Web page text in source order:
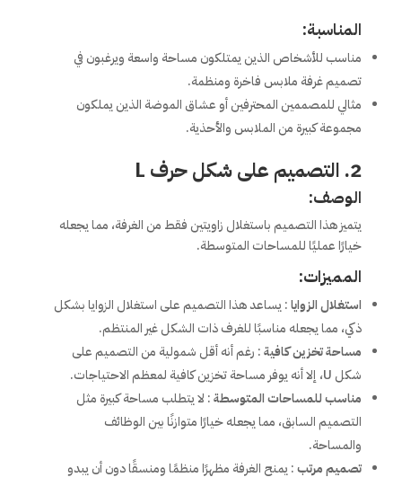
المناسبة:
مناسب للأشخاص الذين يمتلكون مساحة واسعة ويرغبون في
تصميم غرفة ملابس فاخرة ومنظمة.
مثالي للمصممين المحترفين أو عشاق الموضة الذين يملكون
مجموعة كبيرة من الملابس والأحذية.
2. التصميم على شكل حرف L
الوصف:
يتميز هذا التصميم باستغلال زاويتين فقط من الغرفة، مما يجعله
خيارًا عمليًا للمساحات المتوسطة.
المميزات:
استغلال الزوايا: يساعد هذا التصميم على استغلال الزوايا بشكل
ذكي، مما يجعله مناسبًا للغرف ذات الشكل غير المنتظم.
مساحة تخزين كافية: رغم أنه أقل شمولية من التصميم على
شكل U، إلا أنه يوفر مساحة تخزين كافية لمعظم الاحتياجات.
مناسب للمساحات المتوسطة: لا يتطلب مساحة كبيرة مثل
التصميم السابق، مما يجعله خيارًا متوازنًا بين الوظائف
والمساحة.
تصميم مرتب: يمنح الغرفة مظهرًا منظمًا ومنسقًا دون أن يبدو